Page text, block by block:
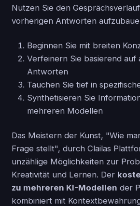
Nutzen Sie den
vorherigen Antworten
Beginnen Sie mit breiten
Verfeinern Sie basierend auf
Antworten
Tauchen Sie tief in
Synthetisieren Sie
mehreren Modellen
Das Meistern der Kunst, "Wie
Frage stellt", durch Clailas
unzählige Möglichkeiten zur
Kreativität und Lernen. Der
zu mehreren KI-Modellen der
kombiniert mit